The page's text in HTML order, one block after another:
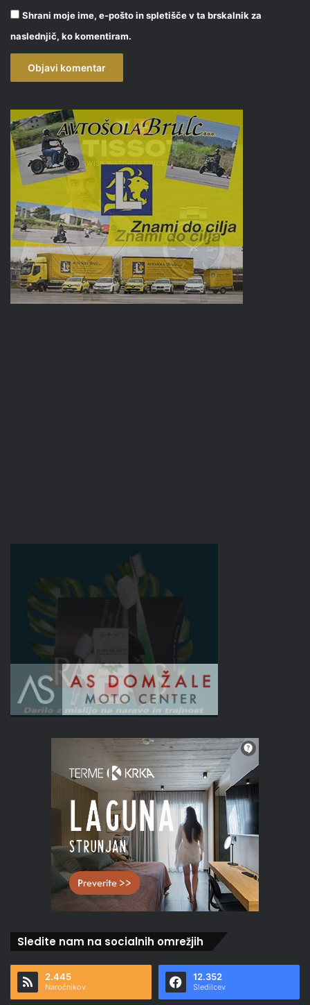
Shrani moje ime, e-pošto in spletišče v ta brskalnik za
naslednjič, ko komentiram.
Sledite nam na socialnih omrežjih
2.445
Naročnikov
12.352
Sledilcev